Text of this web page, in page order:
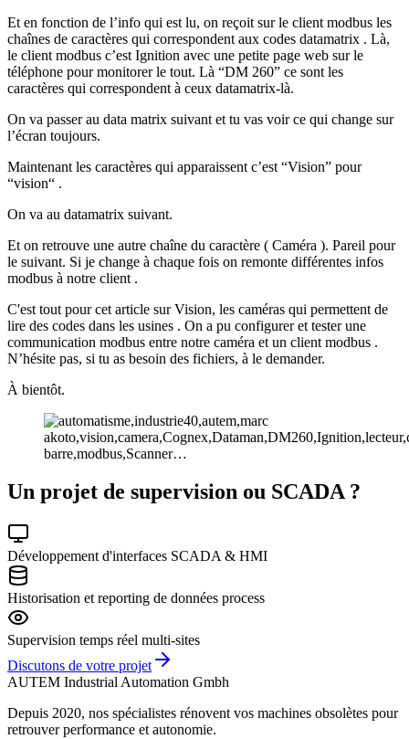
Et en fonction de l’info qui est lu, on reçoit sur le client modbus les
chaînes de caractères qui correspondent aux codes datamatrix . Là,
le client modbus c’est Ignition avec une petite page web sur le
téléphone pour monitorer le tout. Là “DM 260” ce sont les
caractères qui correspondent à ceux datamatrix-là.
On va passer au data matrix suivant et tu vas voir ce qui change sur
l’écran toujours.
Maintenant les caractères qui apparaissent c’est “Vision” pour
“vision“ .
On va au datamatrix suivant.
Et on retrouve une autre chaîne du caractère ( Caméra ). Pareil pour
le suivant. Si je change à chaque fois on remonte différentes infos
modbus à notre client .
C'est tout pour cet article sur Vision, les caméras qui permettent de
lire des codes dans les usines . On a pu configurer et tester une
communication modbus entre notre caméra et un client modbus .
N’hésite pas, si tu as besoin des fichiers, à le demander.
À bientôt.
Un projet de supervision ou SCADA ?
Développement d'interfaces SCADA & HMI
Historisation et reporting de données process
Supervision temps réel multi-sites
Discutons de votre projet
AUTEM Industrial Automation Gmbh
Depuis 2020, nos spécialistes rénovent vos machines obsolètes pour
retrouver performance et autonomie.